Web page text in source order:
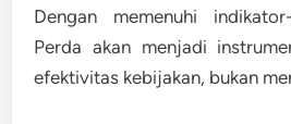
Dengan memenuhi
Perda akan menjadi
efektivitas kebijakan, bukan